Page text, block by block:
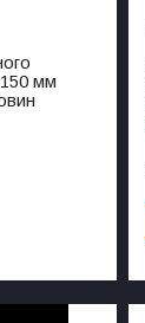
мм